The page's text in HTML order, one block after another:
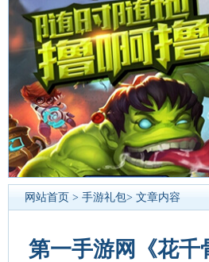
网站首页 > 手游礼包> 文章内容
第一手游网《花千